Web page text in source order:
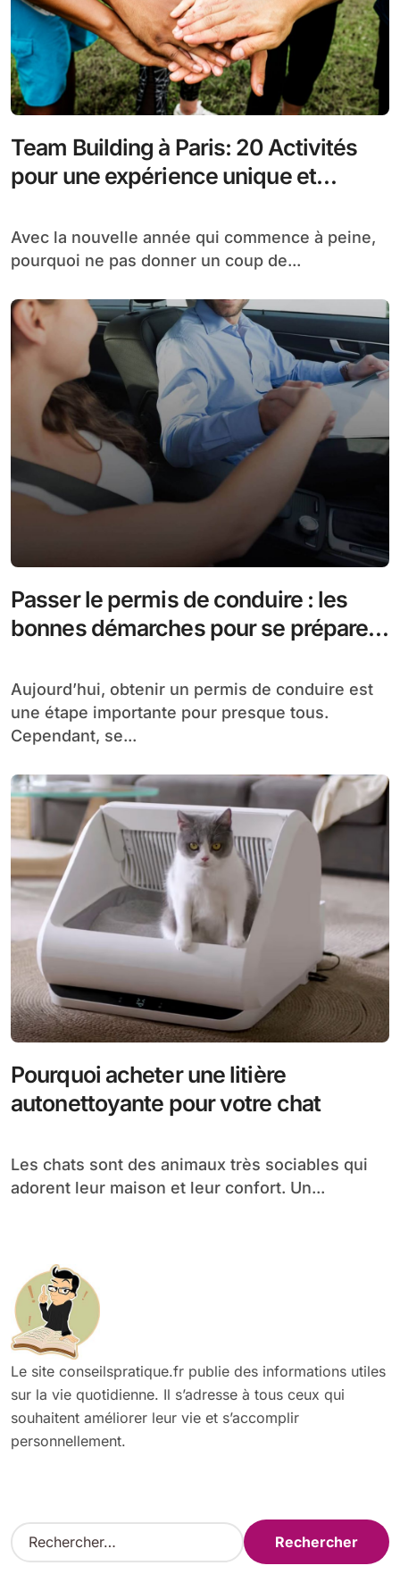
Team Building à Paris: 20 Activités
pour une expérience unique et
Avec la nouvelle année qui commence à peine,
pourquoi ne pas donner un coup de...
Passer le permis de conduire : les
bonnes démarches pour se préparer
Aujourd’hui, obtenir un permis de conduire est
une étape importante pour presque tous.
Cependant, se...
Pourquoi acheter une litière
autonettoyante pour votre chat
Les chats sont des animaux très sociables qui
adorent leur maison et leur confort. Un...
Le site conseilspratique.fr publie des informations utiles
sur la vie quotidienne. Il s’adresse à tous ceux qui
souhaitent améliorer leur vie et s’accomplir
personnellement.
R
e